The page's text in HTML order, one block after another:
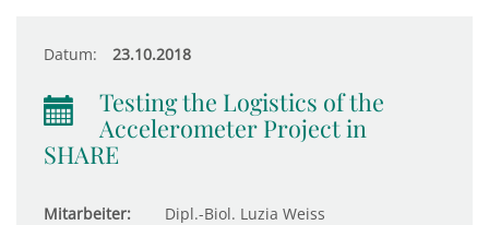
Datum: 23.10.2018
Testing the Logistics of the
Accelerometer Project in
SHARE
Mitarbeiter: Dipl.-Biol. Luzia Weiss